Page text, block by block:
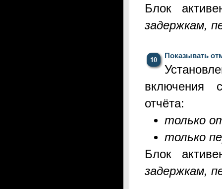
Блок
задержкам,
Показывать
включения
отчёта:
только
только
Блок
задержкам,